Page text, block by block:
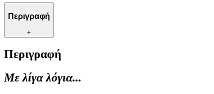
Περιγραφή
+
Περιγραφή
Με λίγα λόγια...